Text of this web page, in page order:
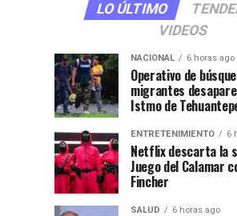
LO ÚLTIMO
VIDEOS
NACIONAL 6 horas ago
Operativo de
migrantes
Istmo de
ENTRETENIMIENTO 6
Netflix descarta la
Juego del Calamar
Fincher
SALUD 6 horas ago